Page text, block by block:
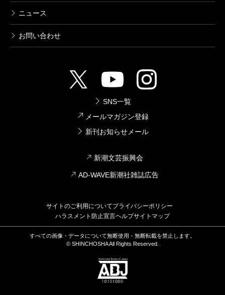
ニュース
お問い合わせ
SNS一覧
メールマガジン登録
新刊お知らせメール
新潮文芸振興会
AD-WAVE新潮社雑誌広告
サイトのご利用についてプライバシーポリシー
ハラスメント防止宣言ヘルプサイトマップ
すべての画像・データについて無断使用・無断転載を禁止します。
© SHINCHOSHA All Rights Reserved.